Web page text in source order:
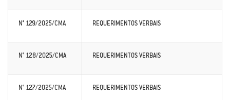
N° 129/2025/CMA REQUERIMENTOS VERBAIS
N° 128/2025/CMA REQUERIMENTOS VERBAIS
N° 127/2025/CMA REQUERIMENTOS VERBAIS